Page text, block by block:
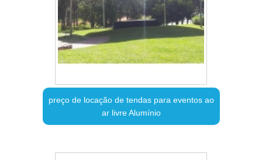
preço de locação de tendas para eventos ao
ar livre Alumínio